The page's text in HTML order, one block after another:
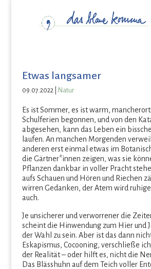
Etwas langsamer
09.07.2022| Natur
Es ist Sommer, es ist warm,
Schulferien begonnen, und von den
abgesehen, kann das Leben ein
laufen. An manchen Morgenden
anderen erst einmal etwas im
die Gärtner*innen zeigen, was sie
Pflanzen dankbar in voller Pracht
aufs Schauen und Hören und Riechen
wirren Gedanken, der Atem wird
auch.
Je unsicherer und verworrener die
scheint die Hinwendung zum Hier und
der Wahl zu sein. Aber ist das dann
Eskapismus, Cocooning, verschließe
der Realität – oder hilft es, nicht die
Das Blässhuhn auf dem Teich voller